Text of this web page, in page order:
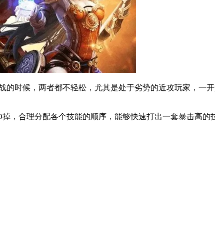
时候，两者都不轻松，尤其是处于劣势的近攻玩家，一
，合理分配各个技能的顺序，能够快速打出一套暴击高的